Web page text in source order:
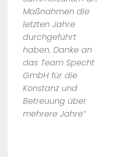
Maßnahmen die
letzten Jahre
durchgeführt
haben. Danke an
das Team Specht
GmbH für die
Konstanz und
Betreuung über
mehrere Jahre“